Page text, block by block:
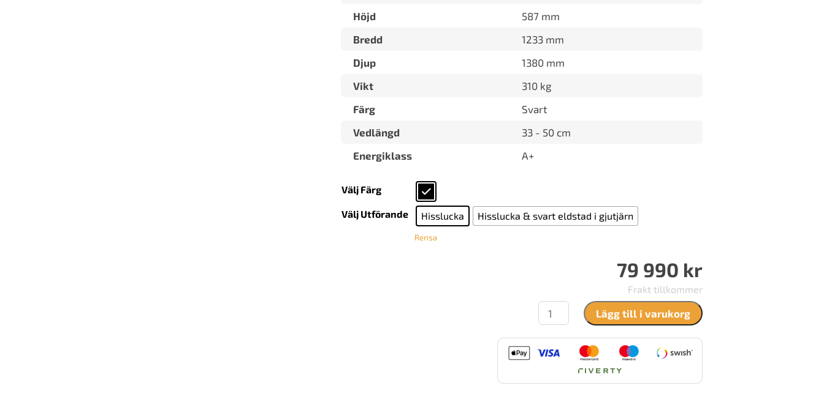
Höjd
587 mm
Bredd
1233 mm
Djup
1380 mm
Vikt
310 kg
Färg
Svart
Vedlängd
33 - 50 cm
Energiklass
A+
Välj Färg
Välj Utförande Hisslucka Hisslucka & svart eldstad i gjutjärn
Rensa
79 990 kr
Frakt tillkommer
Brunner
BKH
plan
50/98
Lägg till i varukorg